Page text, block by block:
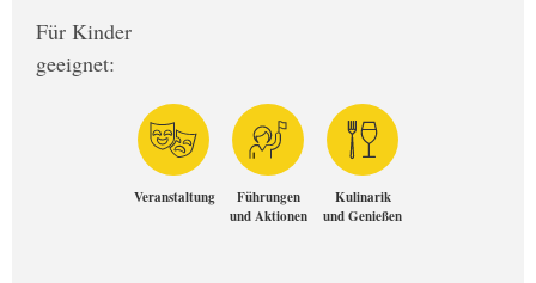
Für Kinder
geeignet:
Veranstaltung
Führungen
und Aktionen
Kulinarik
und Genießen